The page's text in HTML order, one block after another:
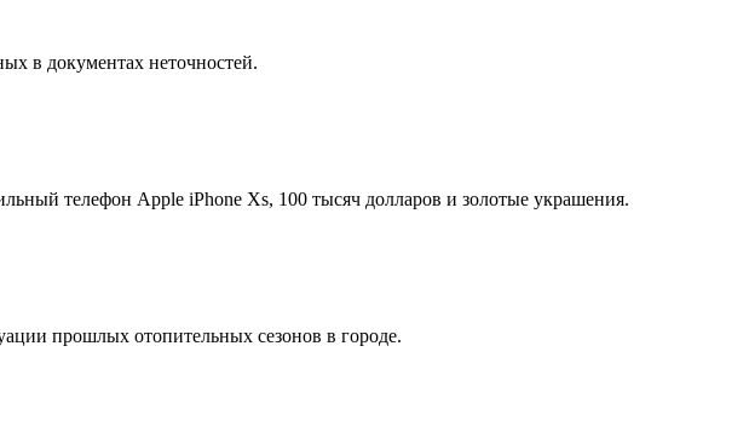
в документах неточностей.
телефон Apple iPhone Xs, 100 тысяч долларов и золотые украшения.
прошлых отопительных сезонов в городе.